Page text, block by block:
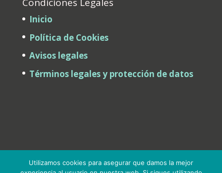
Inicio
Política de Cookies
Avisos legales
Términos legales y protección de datos
Utilizamos cookies para asegurar que damos la mejor